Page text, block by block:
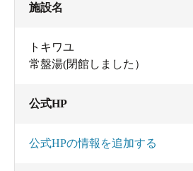
施設名
トキワユ
常盤湯(閉館しました）
公式HP
公式HPの情報を追加する